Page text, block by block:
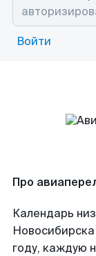
Войти
Про
Календарь
году, каждую